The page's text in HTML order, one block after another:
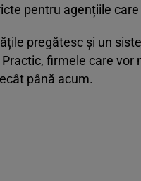
pentru agențiile
pregătesc și un
firmele care
până acum.